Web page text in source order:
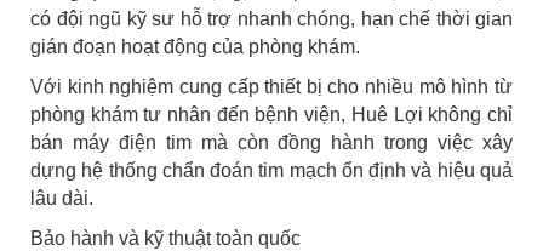
có đội ngũ kỹ sư hỗ trợ nhanh chóng, hạn chế thời gian
gián đoạn hoạt động của phòng khám.
Với kinh nghiệm cung cấp thiết bị cho nhiều mô hình từ
phòng khám tư nhân đến bệnh viện, Huê Lợi không chỉ
bán máy điện tim mà còn đồng hành trong việc xây
dựng hệ thống chẩn đoán tim mạch ổn định và hiệu quả
lâu dài.
Bảo hành và kỹ thuật toàn quốc